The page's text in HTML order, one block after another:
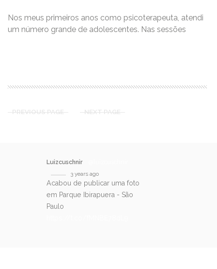
Nos meus primeiros anos como psicoterapeuta, atendi
um número grande de adolescentes. Nas sessões
PREVIOUS PAGE NEXT PAGE
Luizcuschnir
3 years ago
Acabou de publicar uma foto
em Parque Ibirapuera - São
Paulo